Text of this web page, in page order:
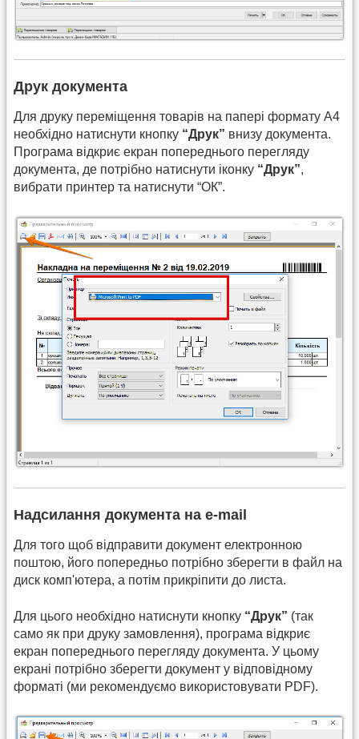
Друк документа
Для друку переміщення товарів на папері формату А4
необхідно натиснути кнопку “Друк” внизу документа.
Програма відкриє екран попереднього перегляду
документа, де потрібно натиснути іконку “Друк”,
вибрати принтер та натиснути “ОК”.
Надсилання документа на e-mail
Для того щоб відправити документ електронною
поштою, його попередньо потрібно зберегти в файл на
диск комп'ютера, а потім прикріпити до листа.
Для цього необхідно натиснути кнопку “Друк” (так
само як при друку замовлення), програма відкриє
екран попереднього перегляду документа. У цьому
екрані потрібно зберегти документ у відповідному
форматі (ми рекомендуємо використовувати PDF).